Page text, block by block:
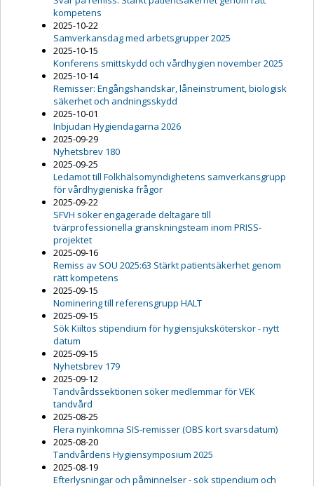
kompetens
2025-10-22
Samverkansdag med arbetsgrupper 2025
2025-10-15
Konferens smittskydd och vårdhygien november 2025
2025-10-14
Remisser: Engångshandskar, låneinstrument, biologisk
säkerhet och andningsskydd
2025-10-01
Inbjudan Hygiendagarna 2026
2025-09-29
Nyhetsbrev 180
2025-09-25
Ledamot till Folkhälsomyndighetens samverkansgrupp
för vårdhygieniska frågor
2025-09-22
SFVH söker engagerade deltagare till
tvärprofessionella granskningsteam inom PRISS-
projektet
2025-09-16
Remiss av SOU 2025:63 Stärkt patientsäkerhet genom
rätt kompetens
2025-09-15
Nominering till referensgrupp HALT
2025-09-15
Sök Kiiltos stipendium för hygiensjuksköterskor - nytt
datum
2025-09-15
Nyhetsbrev 179
2025-09-12
Tandvårdssektionen söker medlemmar för VEK
tandvård
2025-08-25
Flera nyinkomna SIS-remisser (OBS kort svarsdatum)
2025-08-20
Tandvårdens Hygiensymposium 2025
2025-08-19
Efterlysningar och påminnelser - sök stipendium och